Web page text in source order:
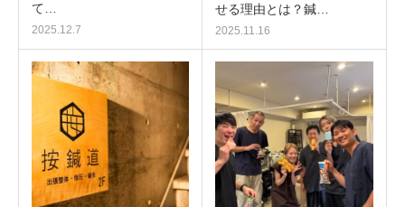
て…
2025.12.7
せる理由とは？鍼…
2025.11.16